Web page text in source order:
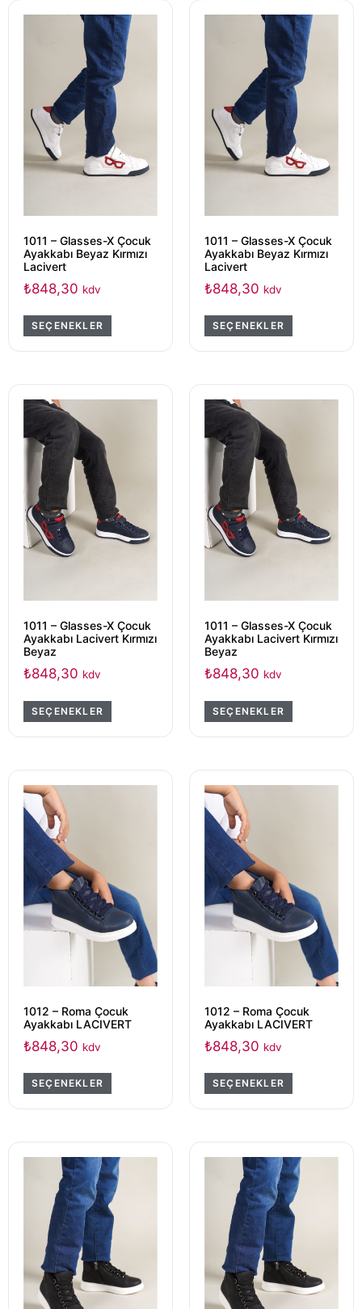
1011 – Glasses-X Çocuk
Ayakkabı Beyaz Kırmızı
Lacivert
₺848,30 kdv
SEÇENEKLER
1011 – Glasses-X Çocuk
Ayakkabı Beyaz Kırmızı
Lacivert
₺848,30 kdv
SEÇENEKLER
1011 – Glasses-X Çocuk
Ayakkabı Lacivert Kırmızı
Beyaz
₺848,30 kdv
SEÇENEKLER
1011 – Glasses-X Çocuk
Ayakkabı Lacivert Kırmızı
Beyaz
₺848,30 kdv
SEÇENEKLER
1012 – Roma Çocuk
Ayakkabı LACIVERT
₺848,30 kdv
SEÇENEKLER
1012 – Roma Çocuk
Ayakkabı LACIVERT
₺848,30 kdv
SEÇENEKLER